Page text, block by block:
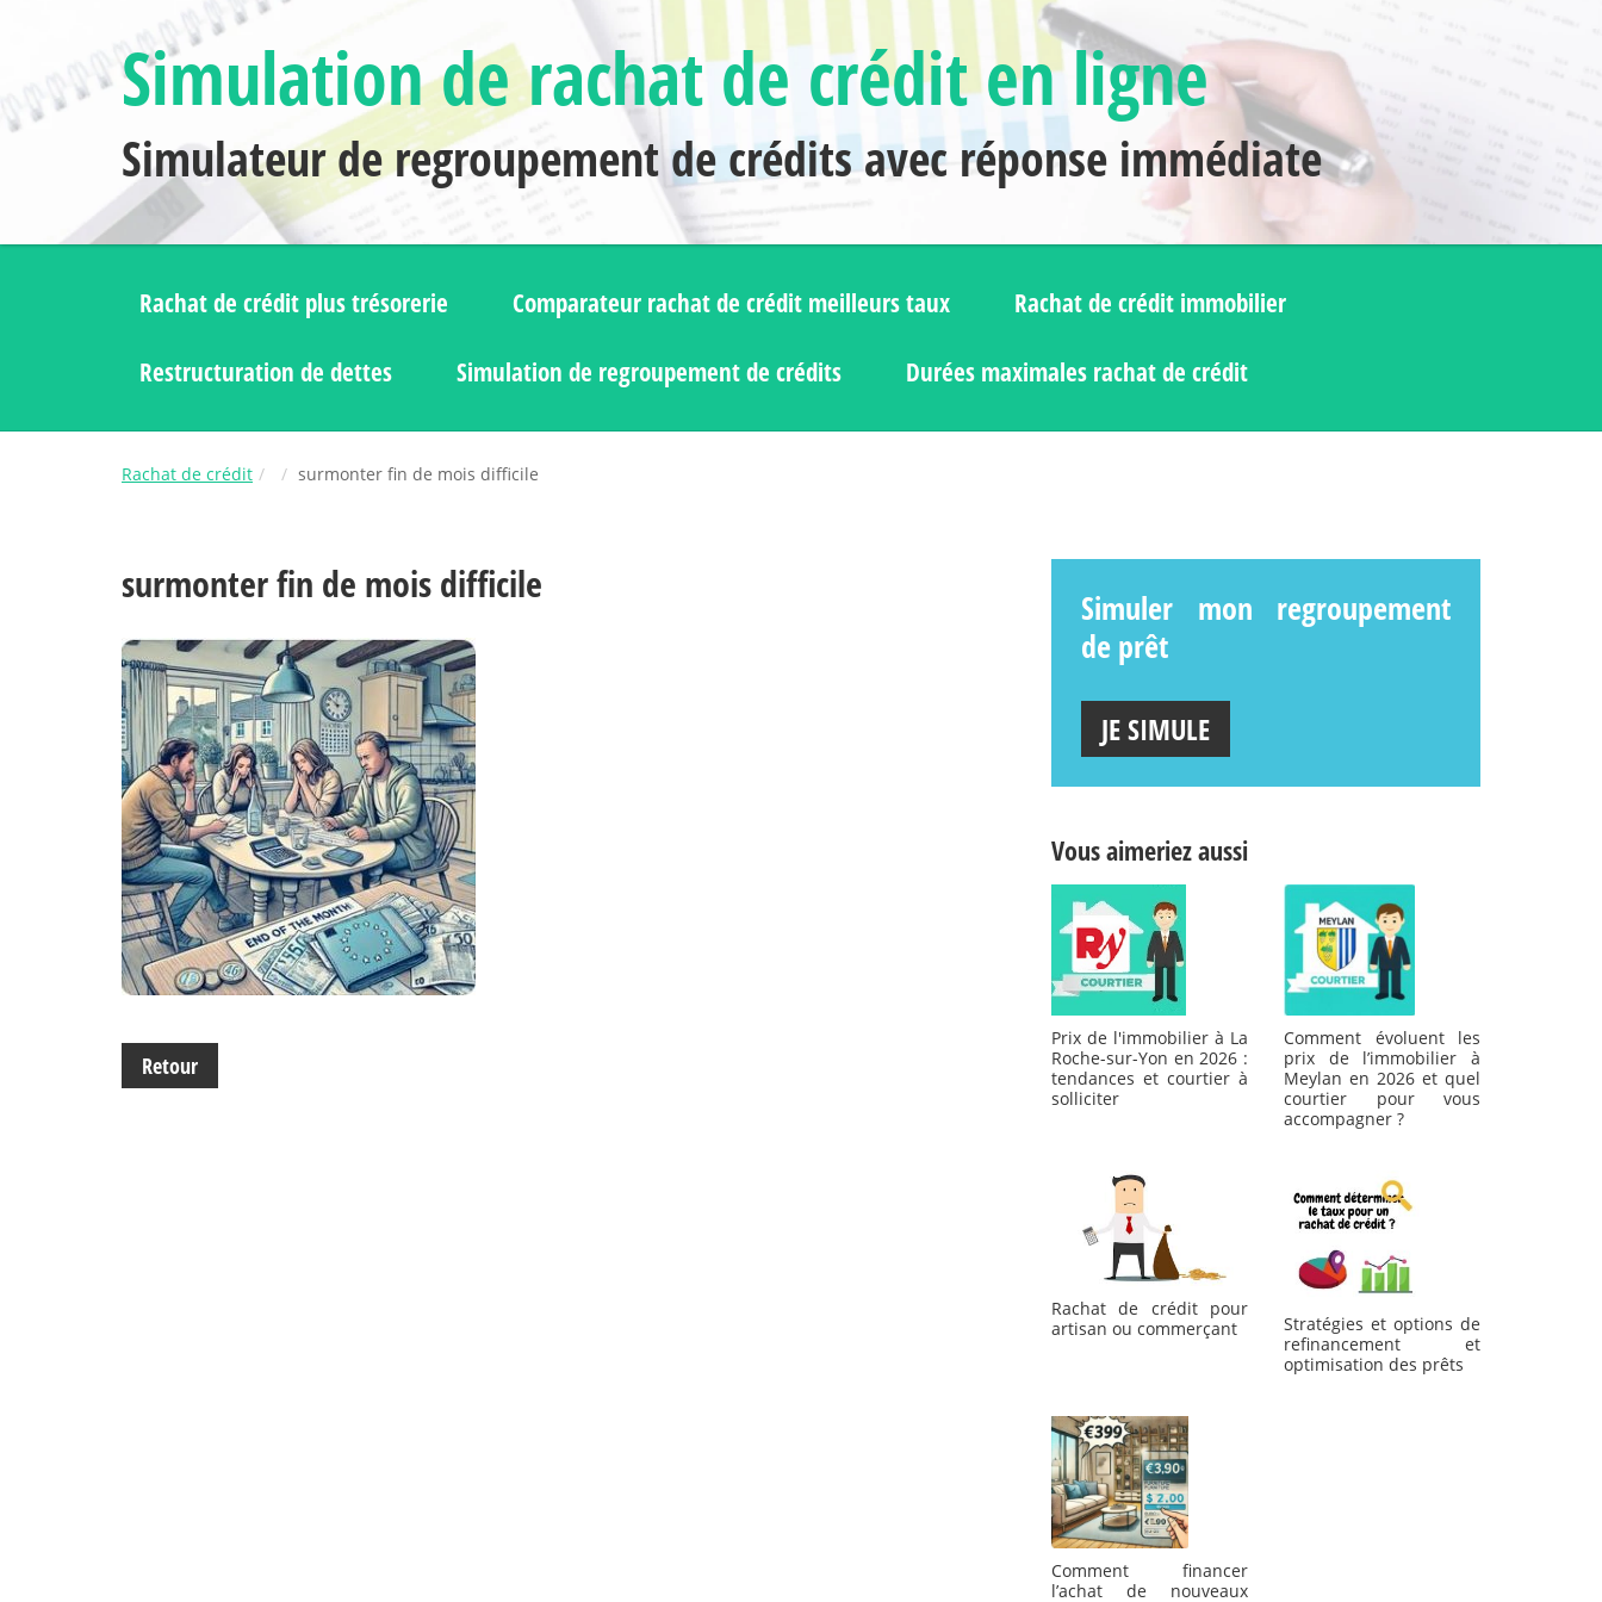
Simulation de rachat de crédit en ligne
Simulateur de regroupement de crédits avec réponse immédiate
Rachat de crédit plus trésorerie Comparateur rachat de crédit meilleurs taux Rachat de crédit immobilier
Restructuration de dettes Simulation de regroupement de crédits Durées maximales rachat de crédit
Rachat de crédit surmonter fin de mois difficile
surmonter fin de mois difficile
Retour
Simuler mon regroupement
de prêt
JE SIMULE
Vous aimeriez aussi
Prix de l'immobilier à La
Roche-sur-Yon en 2026 :
tendances et courtier à
solliciter
Comment évoluent les
prix de l’immobilier à
Meylan en 2026 et quel
courtier pour vous
accompagner ?
Rachat de crédit pour
artisan ou commerçant
Stratégies et options de
refinancement et
optimisation des prêts
Comment financer
l’achat de nouveaux